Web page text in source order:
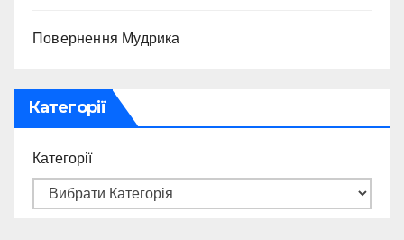
Повернення Мудрика
Категорії
Категорії